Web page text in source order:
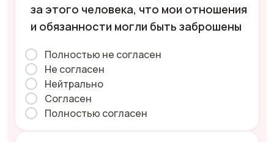
за этого человека, что мои отношения
и обязанности могли быть заброшены
Полностью не согласен
Не согласен
Нейтрально
Согласен
Полностью согласен